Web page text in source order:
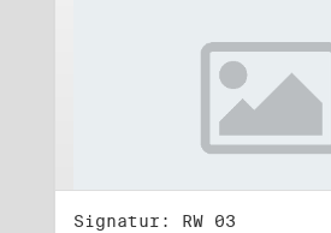
Signatur: RW 03